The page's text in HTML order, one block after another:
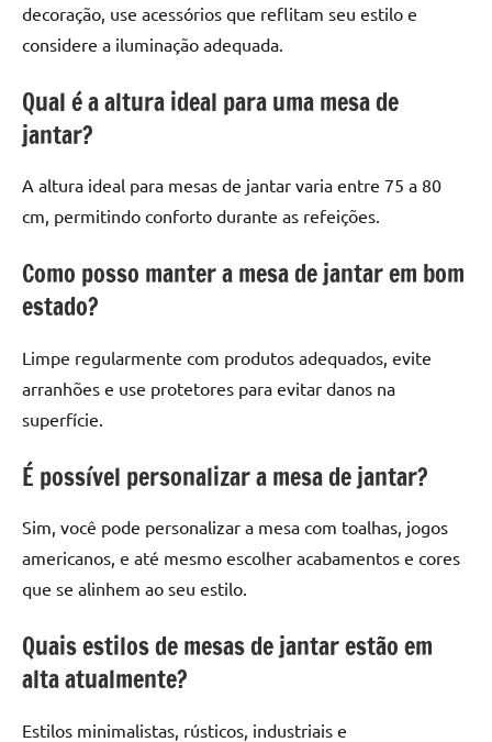
decoração, use acessórios que reflitam seu estilo e
considere a iluminação adequada.
Qual é a altura ideal para uma mesa de
jantar?
A altura ideal para mesas de jantar varia entre 75 a 80
cm, permitindo conforto durante as refeições.
Como posso manter a mesa de jantar em bom
estado?
Limpe regularmente com produtos adequados, evite
arranhões e use protetores para evitar danos na
superfície.
É possível personalizar a mesa de jantar?
Sim, você pode personalizar a mesa com toalhas, jogos
americanos, e até mesmo escolher acabamentos e cores
que se alinhem ao seu estilo.
Quais estilos de mesas de jantar estão em
alta atualmente?
Estilos minimalistas, rústicos, industriais e